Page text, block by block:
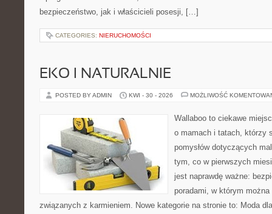
bezpieczeństwo, jak i właścicieli posesji, […]
CATEGORIES: NIERUCHOMOŚCI
EKO I NATURALNIE
POSTED BY ADMIN KWI - 30 - 2026 MOŻLIWOŚĆ
Wallaboo to ciekawe
o mamach i tatach, którzy
pomysłów dotyczących
tym, co w pierwszych
jest naprawdę ważne:
poradami, w którym
związanych z karmieniem. Nowe kategorie na stronie to: Moda